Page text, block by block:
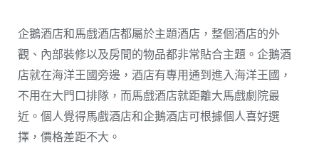
企鵝酒店和馬戲酒店都屬於主題酒店，整個酒店的外
觀、內部裝修以及房間的物品都非常貼合主題。企鵝酒
店就在海洋王國旁邊，酒店有專用通到進入海洋王國，
不用在大門口排隊，而馬戲酒店就距離大馬戲劇院最
近。個人覺得馬戲酒店和企鵝酒店可根據個人喜好選
擇，價格差距不大。